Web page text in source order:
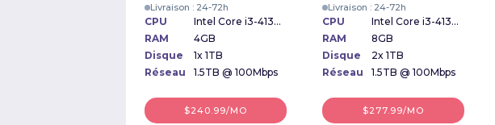
Livraison : 24-72h
CPU
Intel Core i3-4130 3.40GHz
RAM
4GB
Disque
1x 1TB
Réseau
1.5TB @ 100Mbps
$240.99/MO
Livraison : 24-72h
CPU
Intel Core i3-4130 3.40GHz
RAM
8GB
Disque
2x 1TB
Réseau
1.5TB @ 100Mbps
$277.99/MO